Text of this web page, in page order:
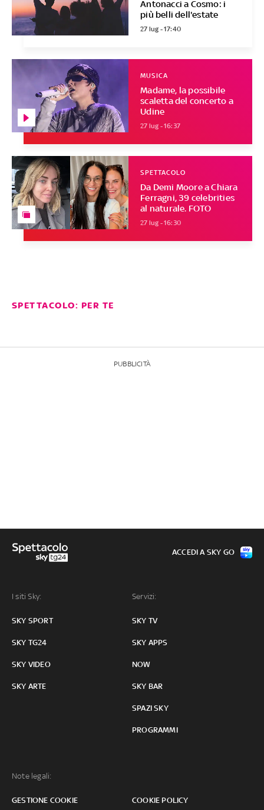
Antonacci a Cosmo: i
più belli dell'estate
27 lug - 17:40
Madame, la possibile
scaletta del concerto a
Udine
MUSICA
27 lug - 16:37
Da Demi Moore a Chiara
Ferragni, 39 celebrities
al naturale. FOTO
SPETTACOLO
27 lug - 16:30
SPETTACOLO: PER TE
PUBBLICITÀ
I siti Sky:
SKY SPORT
SKY TG24
SKY VIDEO
SKY ARTE
Servizi:
SKY TV
SKY APPS
NOW
SKY BAR
SPAZI SKY
PROGRAMMI
Note legali:
GESTIONE COOKIE COOKIE POLICY
ACCEDI A SKY GO